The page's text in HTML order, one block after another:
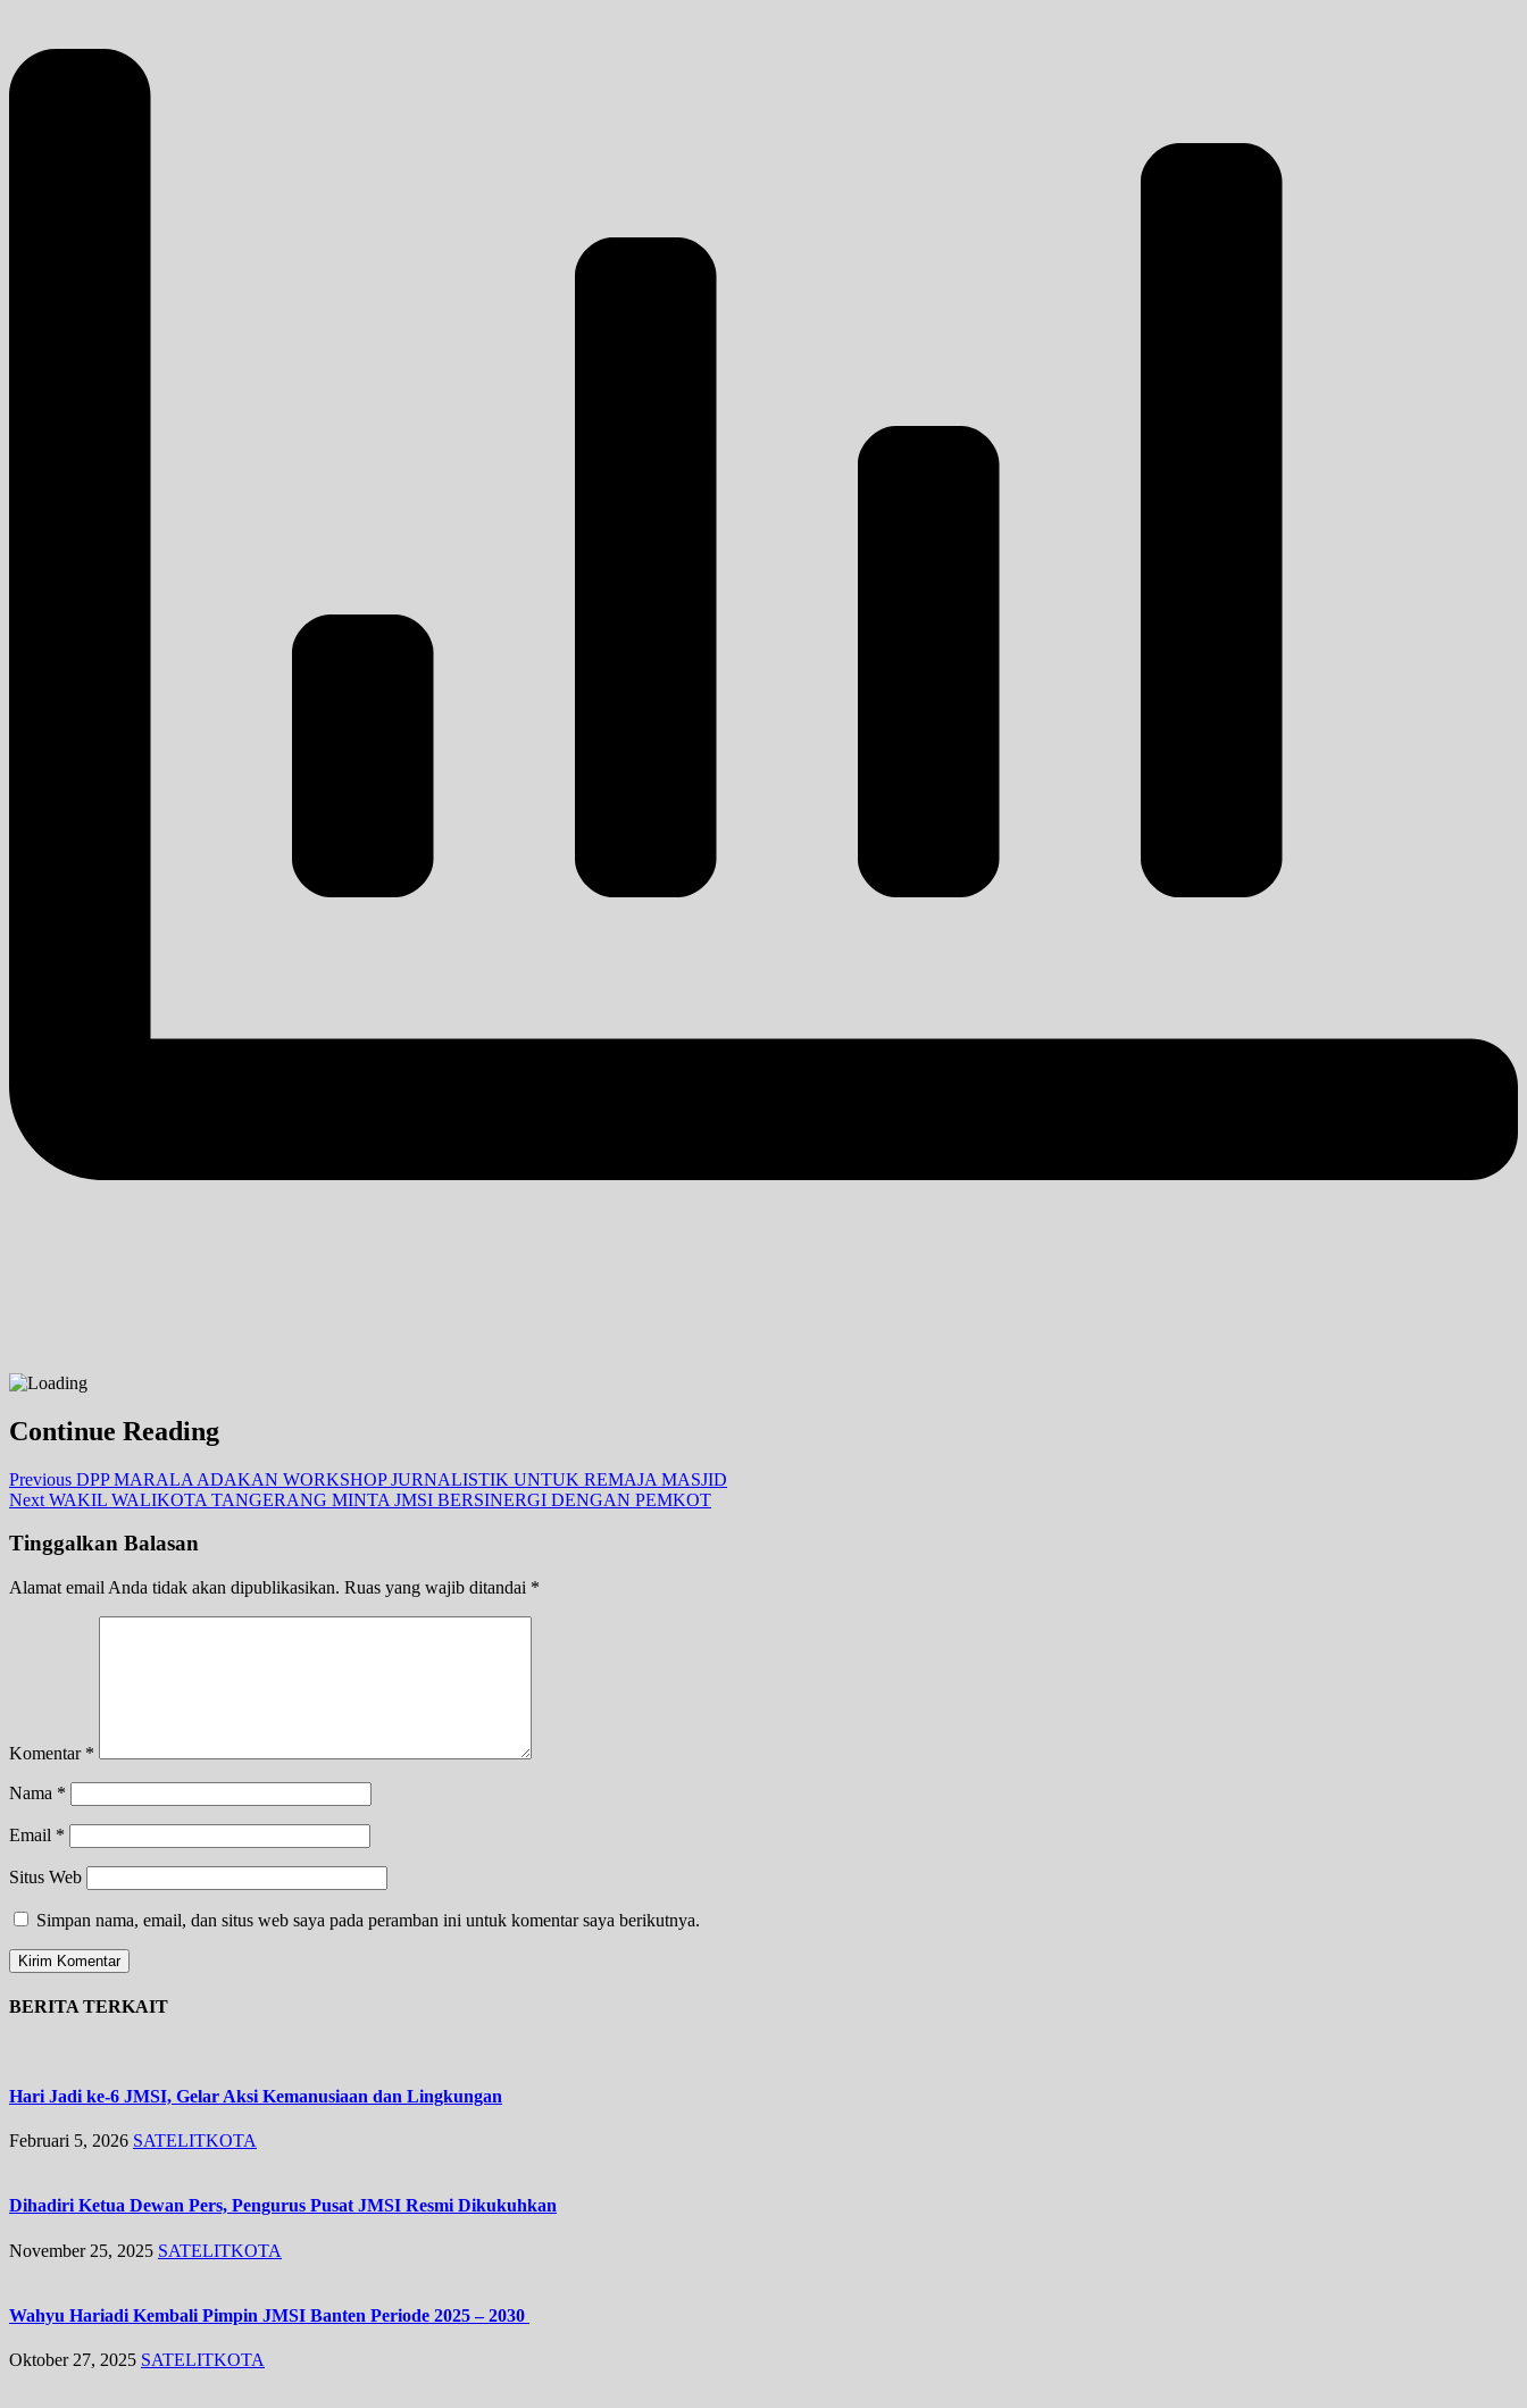
Continue Reading
Previous DPP MARALA ADAKAN WORKSHOP JURNALISTIK UNTUK REMAJA MASJID
Next WAKIL WALIKOTA TANGERANG MINTA JMSI BERSINERGI DENGAN PEMKOT
Tinggalkan Balasan
Alamat email Anda tidak akan dipublikasikan. Ruas yang wajib ditandai *
Komentar *
Nama *
Email *
Situs Web
Simpan nama, email, dan situs web saya pada peramban ini untuk komentar saya berikutnya.
BERITA TERKAIT
Hari Jadi ke-6 JMSI, Gelar Aksi Kemanusiaan dan Lingkungan
Februari 5, 2026 SATELITKOTA
Dihadiri Ketua Dewan Pers, Pengurus Pusat JMSI Resmi Dikukuhkan
November 25, 2025 SATELITKOTA
Wahyu Hariadi Kembali Pimpin JMSI Banten Periode 2025 – 2030
Oktober 27, 2025 SATELITKOTA